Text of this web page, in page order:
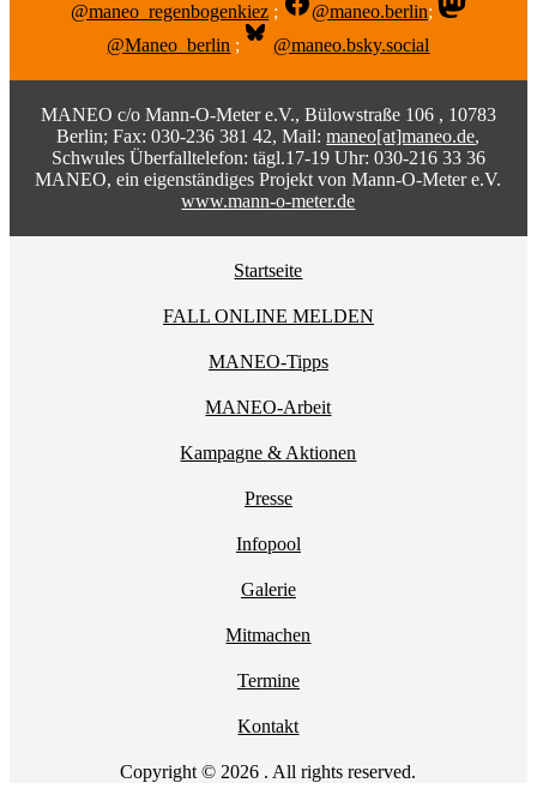
@maneo_regenbogenkiez ; @maneo.berlin;
@Maneo_berlin ; @maneo.bsky.social
MANEO c/o Mann-O-Meter e.V., Bülowstraße 106 , 10783
Berlin; Fax: 030-236 381 42, Mail:maneo[at]maneo.de,
Schwules Überfalltelefon: tägl.17-19 Uhr: 030-216 33 36
MANEO, ein eigenständiges Projekt von Mann-O-Meter e.V.
www.mann-o-meter.de
Startseite
FALL ONLINE MELDEN
MANEO-Tipps
MANEO-Arbeit
Kampagne & Aktionen
Presse
Infopool
Galerie
Mitmachen
Termine
Kontakt
Copyright © 2026 . All rights reserved.